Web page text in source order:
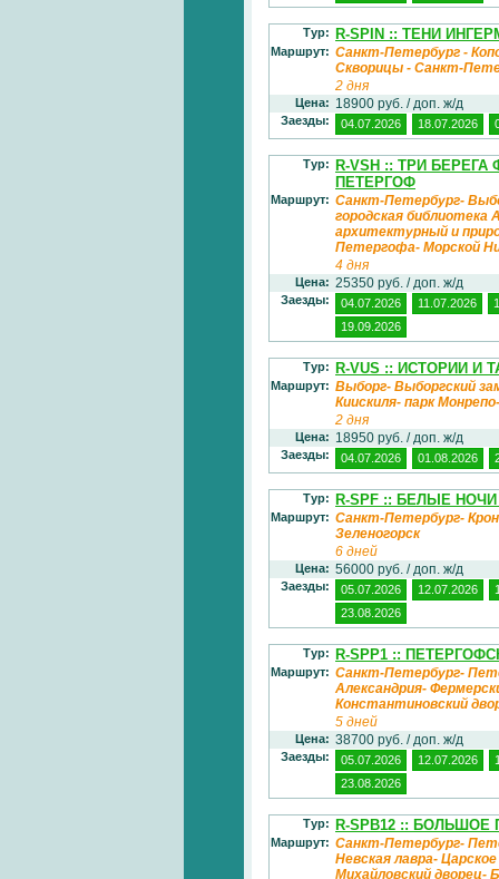
Тур: R-SPIN :: ТЕНИ
Маршрут: Санкт-Петербург -
Скворицы - Санкт-
2 дня
Цена: 18900 руб. / доп. ж/д
Заезды: 04.07.2026 18.07.2026
Тур: R-VSH :: ТРИ
ПЕТЕРГОФ
Маршрут: Санкт-Петербург-
городская
архитектурный и
Петергофа- Морской
4 дня
Цена: 25350 руб. / доп. ж/д
Заезды: 04.07.2026 11.07.2026
19.09.2026
Тур: R-VUS :: ИСТОРИИ И
Маршрут: Выборг- Выборгский
Киискиля- парк
2 дня
Цена: 18950 руб. / доп. ж/д
Заезды: 04.07.2026 01.08.2026
Тур: R-SPF :: БЕЛЫЕ
Маршрут: Санкт-Петербург-
Зеленогорск
6 дней
Цена: 56000 руб. / доп. ж/д
Заезды: 05.07.2026 12.07.2026
23.08.2026
Тур: R-SPP1 ::
Маршрут: Санкт-Петербург-
Александрия-
Константиновский
5 дней
Цена: 38700 руб. / доп. ж/д
Заезды: 05.07.2026 12.07.2026
23.08.2026
Тур: R-SPB12 :: БОЛЬШОЕ
Маршрут: Санкт-Петербург-
Невская лавра-
Михайловский